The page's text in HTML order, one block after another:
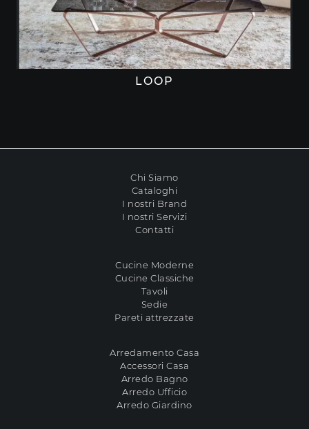
LOOP
Chi Siamo
Cataloghi
I nostri Brand
I nostri Servizi
Contatti
Cucine Moderne
Cucine Classiche
Tavoli
Sedie
Pareti attrezzate
Arredamento Casa
Accessori Casa
Arredo Bagno
Arredo Ufficio
Arredo Giardino